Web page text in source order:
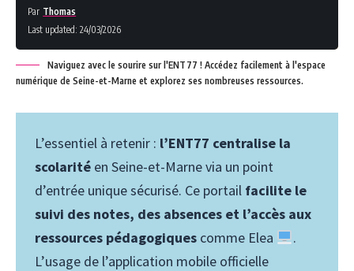
Last updated: 24/03/2026
Par Thomas
Naviguez avec le sourire sur l'ENT77 ! Accédez facilement à l'espace
numérique de Seine-et-Marne et explorez ses nombreuses ressources.
L’essentiel à retenir : l’ENT77 centralise la
scolarité en Seine-et-Marne via un point
d’entrée unique sécurisé. Ce portail facilite le
suivi des notes, des absences et l’accès aux
ressources pédagogiques comme Elea
.
L’usage de l’application mobile officielle